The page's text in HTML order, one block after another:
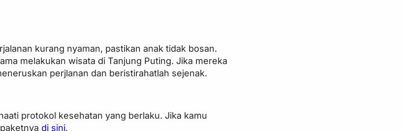
kurang nyaman, pastikan anak tidak bosan.
melakukan wisata di Tanjung Puting. Jika mereka
perjlanan dan beristirahatlah sejenak.
protokol kesehatan yang berlaku. Jika kamu
di sini.